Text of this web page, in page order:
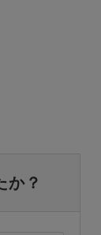
か？